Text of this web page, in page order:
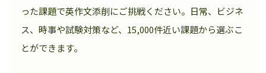
った課題で英作文添削にご挑戦ください。日常、ビジネ
ス、時事や試験対策など、15,000件近い課題から選ぶこ
とができます。